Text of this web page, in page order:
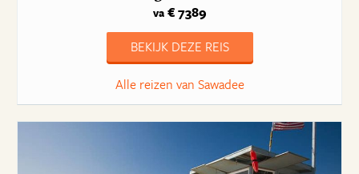
va€ 7389
BEKIJK DEZE REIS
Alle reizen van Sawadee